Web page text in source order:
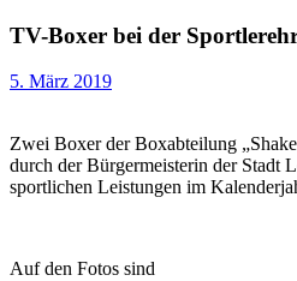
TV-Boxer bei der
5. März 2019
Zwei Boxer der Boxabteilung
durch der Bürgermeisterin der Stadt
sportlichen Leistungen im
Auf den Fotos sind